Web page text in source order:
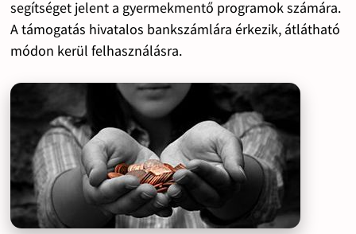
segítséget jelent a gyermekmentő programok számára.
A támogatás hivatalos bankszámlára érkezik, átlátható
módon kerül felhasználásra.